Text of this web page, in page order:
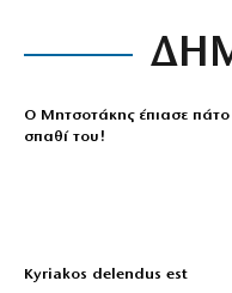
Ο Μητσοτάκης έπιασε
σπαθί του!
Kyriakos delendus est